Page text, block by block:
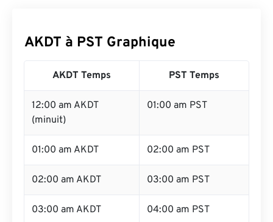
AKDT à PST Graphique
AKDT Temps PST Temps
12:00 am AKDT
(minuit)
01:00 am PST
01:00 am AKDT 02:00 am PST
02:00 am AKDT 03:00 am PST
03:00 am AKDT 04:00 am PST